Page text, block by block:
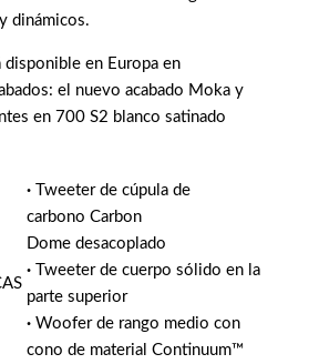
dinámicos.
disponible en Europa en
el nuevo acabado Moka y
en 700 S2 blanco satinado
· Tweeter de cúpula de
carbono Carbon
Dome desacoplado
· Tweeter de cuerpo sólido en la
parte superior
· Woofer de rango medio con
cono de material Continuum™